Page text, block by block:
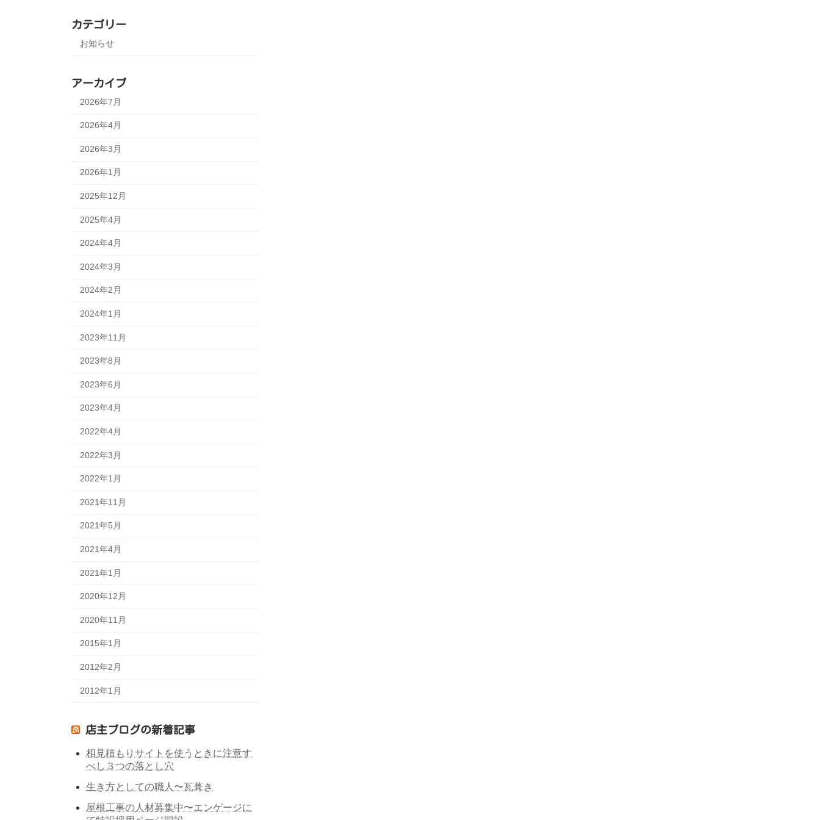
カテゴリー
お知らせ
アーカイブ
2026年7月
2026年4月
2026年3月
2026年1月
2025年12月
2025年4月
2024年4月
2024年3月
2024年2月
2024年1月
2023年11月
2023年8月
2023年6月
2023年4月
2022年4月
2022年3月
2022年1月
2021年11月
2021年5月
2021年4月
2021年1月
2020年12月
2020年11月
2015年1月
2012年2月
2012年1月
店主ブログの新着記事
相見積もりサイトを使うときに注意す
べし３つの落とし穴
生き方としての職人〜瓦葺き
屋根工事の人材募集中〜エンゲージに